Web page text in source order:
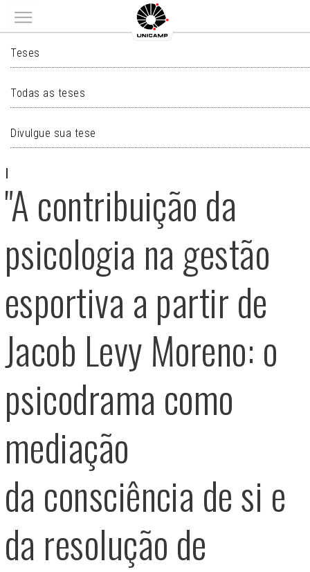
Main menu
TESES
Teses
Todas as teses
Divulgue sua tese
"A contribuição da
psicologia na gestão
esportiva a partir de
Jacob Levy Moreno: o
psicodrama como
mediação
da consciência de si e
da resolução de